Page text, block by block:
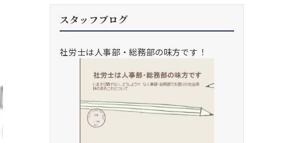
スタッフブログ
社労士は人事部・総務部の味方です！